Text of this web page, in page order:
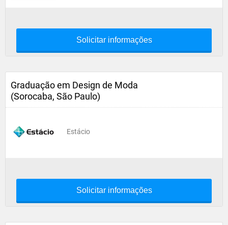
Solicitar informações
Graduação em Design de Moda
(Sorocaba, São Paulo)
Estácio
Solicitar informações